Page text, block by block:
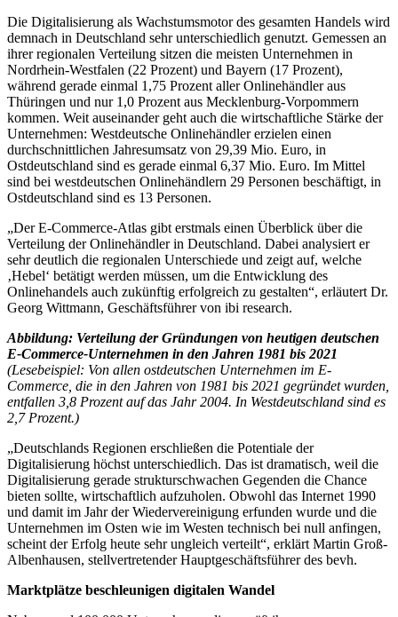
Die Digitalisierung als Wachstumsmotor des gesamten Handels wird
demnach in Deutschland sehr unterschiedlich genutzt. Gemessen an
ihrer regionalen Verteilung sitzen die meisten Unternehmen in
Nordrhein-Westfalen (22 Prozent) und Bayern (17 Prozent),
während gerade einmal 1,75 Prozent aller Onlinehändler aus
Thüringen und nur 1,0 Prozent aus Mecklenburg-Vorpommern
kommen. Weit auseinander geht auch die wirtschaftliche Stärke der
Unternehmen: Westdeutsche Onlinehändler erzielen einen
durchschnittlichen Jahresumsatz von 29,39 Mio. Euro, in
Ostdeutschland sind es gerade einmal 6,37 Mio. Euro. Im Mittel
sind bei westdeutschen Onlinehändlern 29 Personen beschäftigt, in
Ostdeutschland sind es 13 Personen.
„Der E-Commerce-Atlas gibt erstmals einen Überblick über die
Verteilung der Onlinehändler in Deutschland. Dabei analysiert er
sehr deutlich die regionalen Unterschiede und zeigt auf, welche
‚Hebel‘ betätigt werden müssen, um die Entwicklung des
Onlinehandels auch zukünftig erfolgreich zu gestalten“, erläutert Dr.
Georg Wittmann, Geschäftsführer von ibi research.
Abbildung: Verteilung der Gründungen von heutigen deutschen
E-Commerce-Unternehmen in den Jahren 1981 bis 2021
(Lesebeispiel: Von allen ostdeutschen Unternehmen im E-
Commerce, die in den Jahren von 1981 bis 2021 gegründet wurden,
entfallen 3,8 Prozent auf das Jahr 2004. In Westdeutschland sind es
2,7 Prozent.­­­­)
„Deutschlands Regionen erschließen die Potentiale der
Digitalisierung höchst unterschiedlich. Das ist dramatisch, weil die
Digitalisierung gerade strukturschwachen Gegenden die Chance
bieten sollte, wirtschaftlich aufzuholen. Obwohl das Internet 1990
und damit im Jahr der Wiedervereinigung erfunden wurde und die
Unternehmen im Osten wie im Westen technisch bei null anfingen,
scheint der Erfolg heute sehr ungleich verteilt“, erklärt Martin Groß-
Albenhausen, stellvertretender Hauptgeschäftsführer des bevh.
Marktplätze beschleunigen digitalen Wandel